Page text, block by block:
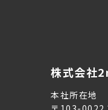
株式会社
本社所在地